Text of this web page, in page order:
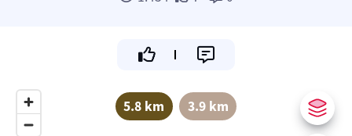
5.8 km 3.9 km